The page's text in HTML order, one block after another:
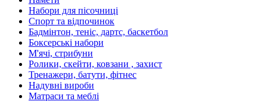
Набори для пісочниці
Спорт та відпочинок
Бадмінтон, теніс, дартс, баскетбол
Боксерські набори
М'ячі, стрибуни
Ролики, скейти, ковзани , захист
Тренажери, батути, фітнес
Надувні вироби
Матраси та меблі